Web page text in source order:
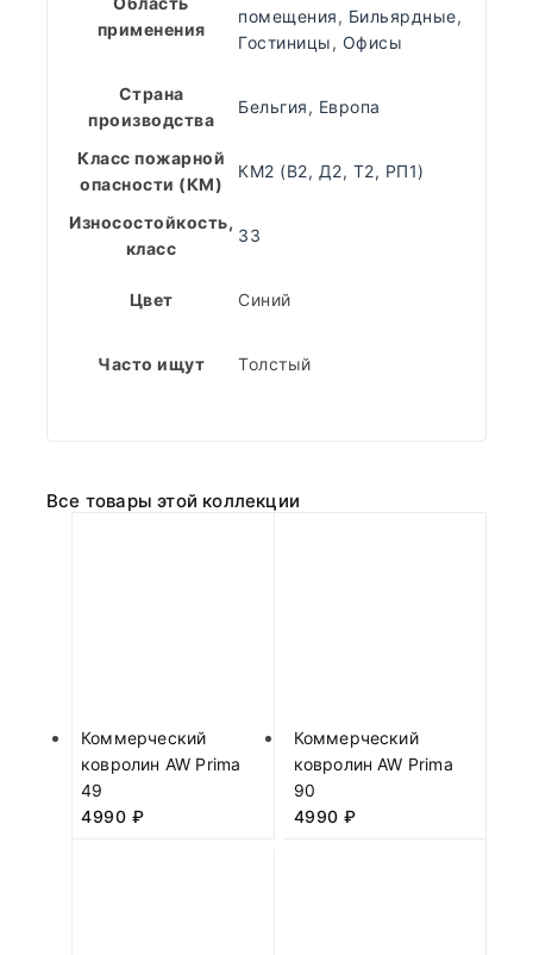
применения
помещения, Бильярдные,
Гостиницы, Офисы
Страна
производства
Бельгия, Европа
Класс пожарной
опасности (КМ)
КМ2 (В2, Д2, Т2, РП1)
Износостойкость,
класс
33
Цвет Синий
Часто ищут Толстый
Все товары этой коллекции
Коммерческий
ковролин AW Prima
49
4990 ₽
Коммерческий
ковролин AW Prima
90
4990 ₽